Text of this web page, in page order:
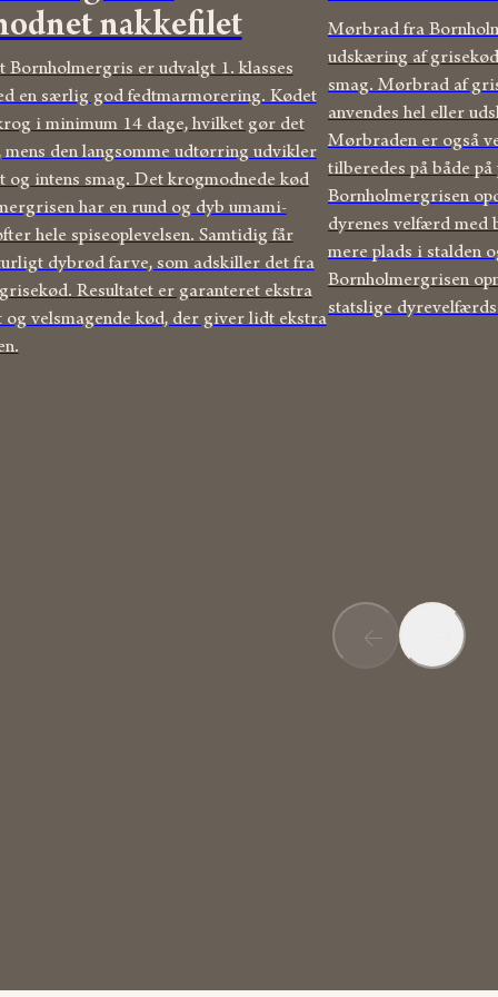
nakkefilet
Bornholmergris er udvalgt 1. klasses
en særlig god fedtmarmorering. Kødet
i minimum 14 dage, hvilket gør det
den langsomme udtørring udvikler
og intens smag. Det krogmodnede kød
har en rund og dyb umami-
hele spiseoplevelsen. Samtidig får
dybrød farve, som adskiller det fra
Resultatet er garanteret ekstra
velsmagende kød, der giver lidt ekstra
Mørbrad fra
udskæring af
smag. Mørbrad af
anvendes hel eller
Mørbraden er også
tilberedes på både
Bornholmergrisen
dyrenes velfærd med
mere plads i stalden
Bornholmergrisen
statslige